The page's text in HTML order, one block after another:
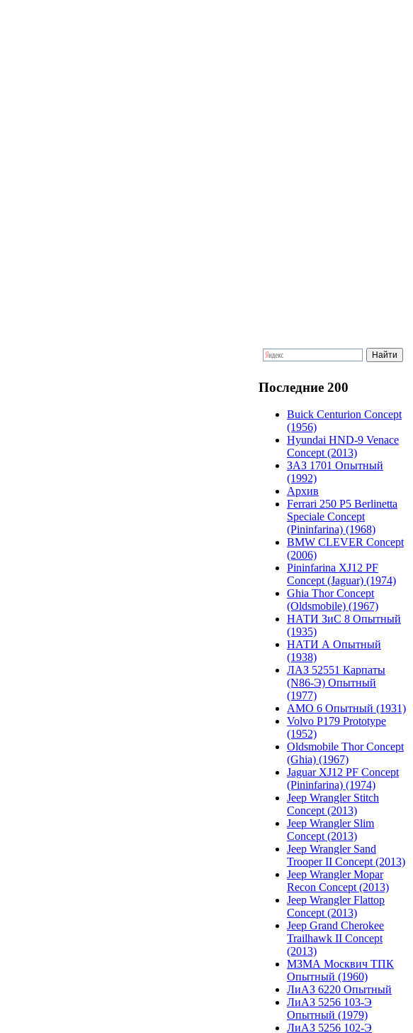
Последние 200
Buick Centurion Concept
(1956)
Hyundai HND-9 Venace
Concept (2013)
ЗАЗ 1701 Опытный
(1992)
Архив
Ferrari 250 P5 Berlinetta
Speciale Concept
(Pininfarina) (1968)
BMW CLEVER Concept
(2006)
Pininfarina XJ12 PF
Concept (Jaguar) (1974)
Ghia Thor Concept
(Oldsmobile) (1967)
НАТИ ЗиС 8 Опытный
(1935)
НАТИ А Опытный
(1938)
ЛАЗ 52551 Карпаты
(N86-Э) Опытный
(1977)
АМО 6 Опытный (1931)
Volvo P179 Prototype
(1952)
Oldsmobile Thor Concept
(Ghia) (1967)
Jaguar XJ12 PF Concept
(Pininfarina) (1974)
Jeep Wrangler Stitch
Concept (2013)
Jeep Wrangler Slim
Concept (2013)
Jeep Wrangler Sand
Trooper II Concept (2013)
Jeep Wrangler Mopar
Recon Concept (2013)
Jeep Wrangler Flattop
Concept (2013)
Jeep Grand Cherokee
Trailhawk II Concept
(2013)
МЗМА Москвич ТПК
Опытный (1960)
ЛиАЗ 6220 Опытный
ЛиАЗ 5256 103-Э
Опытный (1979)
ЛиАЗ 5256 102-Э